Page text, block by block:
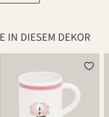
IN DIESEM DEKOR